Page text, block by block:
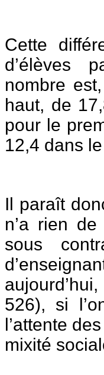
Cette
d’élèves
nombre
haut, de
pour le
12,4 dans
Il paraît
n’a rien
sous
526), si
l’attente
mixité